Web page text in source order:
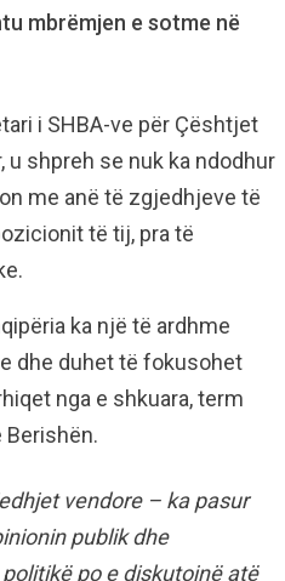
mbrëmjen e sotme në
i SHBA-ve për Çështjet
u shpreh se nuk ka ndodhur
me anë të zgjedhjeve të
të tij, pra të
ka një të ardhme
dhe duhet të fokusohet
nga e shkuara, term
vendore – ka pasur
publik dhe
po e diskutojnë atë